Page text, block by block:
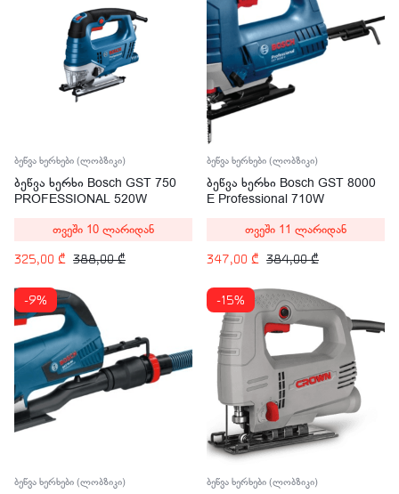
ბეწვა ხერხები (ლობზიკი)
ბეწვა ხერხი Bosch GST 750
PROFESSIONAL 520W
388,00₾
325,00 ₾
თვეში 10 ლარიდან
ბეწვა ხერხები (ლობზიკი)
ბეწვა ხერხი Bosch GST 8000
E Professional 710W
384,00₾
347,00 ₾
თვეში 11 ლარიდან
-9%
ბეწვა ხერხები (ლობზიკი)
-15%
ბეწვა ხერხები (ლობზიკი)